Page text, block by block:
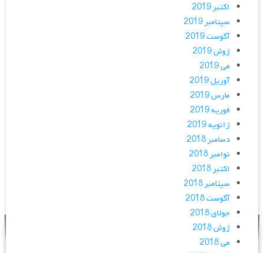
اکتبر 2019
سپتامبر 2019
آگوست 2019
ژوئن 2019
می 2019
آوریل 2019
مارس 2019
فوریه 2019
ژانویه 2019
دسامبر 2018
نوامبر 2018
اکتبر 2018
سپتامبر 2018
آگوست 2018
جولای 2018
ژوئن 2018
می 2018